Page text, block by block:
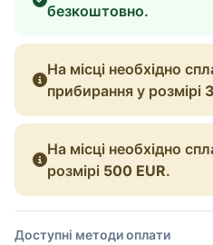
безкоштовно.
На місці необхідно
прибирання у розмірі
На місці необхідно
розмірі 500 EUR.
Доступні методи оплати